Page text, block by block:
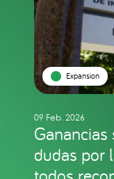
Expansion
09 Feb. 2026
dudas por